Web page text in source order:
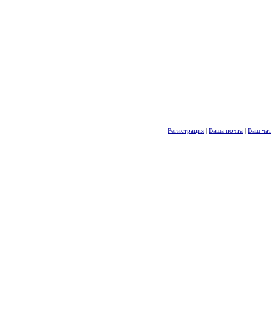
Регистрация | Ваша почта | Ваш чат